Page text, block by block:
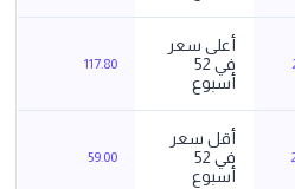
أعلى سعر
في 52
أسبوع
117.80
أقل سعر
في 52
أسبوع
59.00